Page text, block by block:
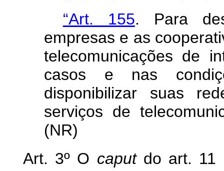
“Art. 155. Para
empresas e as
telecomunicações de
casos e nas
disponibilizar suas
serviços de
(NR)
Art. 3º O caputdo art.